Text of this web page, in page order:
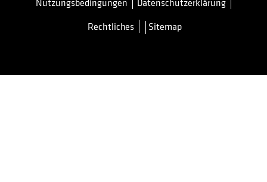
Nutzungsbedingungen wird in einer neuen Registerkarte
Datenschutzerklärung
Rechtliches
Sitemap